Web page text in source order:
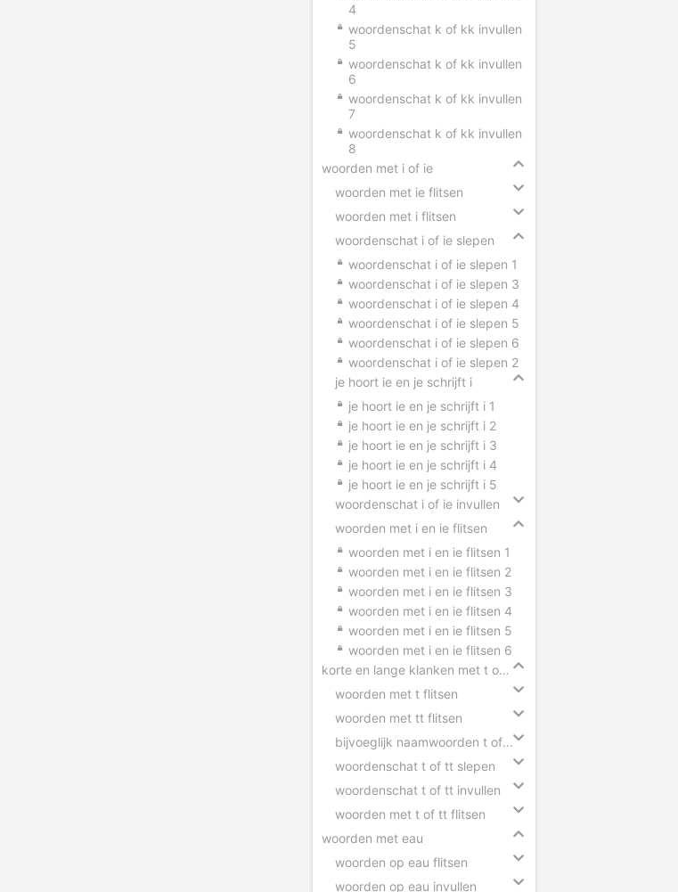
4
woordenschat k of kk invullen
5
woordenschat k of kk invullen
6
woordenschat k of kk invullen
7
woordenschat k of kk invullen
8
woorden met i of ie
woorden met ie flitsen
woorden met i flitsen
woordenschat i of ie slepen
woordenschat i of ie slepen 1
woordenschat i of ie slepen 3
woordenschat i of ie slepen 4
woordenschat i of ie slepen 5
woordenschat i of ie slepen 6
woordenschat i of ie slepen 2
je hoort ie en je schrijft i
je hoort ie en je schrijft i 1
je hoort ie en je schrijft i 2
je hoort ie en je schrijft i 3
je hoort ie en je schrijft i 4
je hoort ie en je schrijft i 5
woordenschat i of ie invullen
woorden met i en ie flitsen
woorden met i en ie flitsen 1
woorden met i en ie flitsen 2
woorden met i en ie flitsen 3
woorden met i en ie flitsen 4
woorden met i en ie flitsen 5
woorden met i en ie flitsen 6
korte en lange klanken met t of tt
woorden met t flitsen
woorden met tt flitsen
bijvoeglijk naamwoorden t of tt
woordenschat t of tt slepen
woordenschat t of tt invullen
woorden met t of tt flitsen
woorden met eau
woorden op eau flitsen
woorden op eau invullen